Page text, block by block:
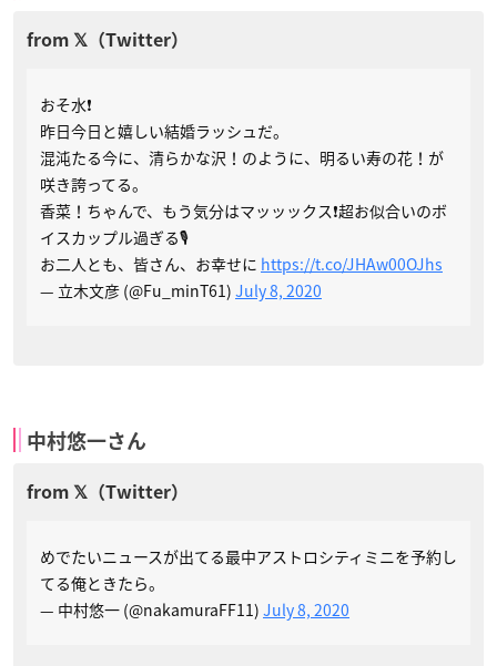
おそ水❗
昨日今日と嬉しい結婚ラッシュだ。
混沌たる今に、清らかな沢！のように、明るい寿の花！が
咲き誇ってる。
香菜！ちゃんで、もう気分はマッッックス❗超お似合いのボ
イスカップル過ぎる🎙️
お二人とも、皆さん、お幸せに https://t.co/JHAw00OJhs
— 立木文彦 (@Fu_minT61) July 8, 2020
中村悠一さん
めでたいニュースが出てる最中アストロシティミニを予約し
てる俺ときたら。
— 中村悠一 (@nakamuraFF11) July 8, 2020